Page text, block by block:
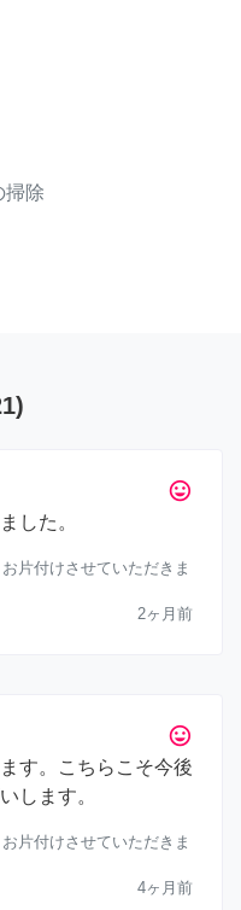
掃除
)
tag_faces
した。
片付けさせていただきま
2ヶ月前
tag_faces
す。こちらこそ今後
します。
片付けさせていただきま
4ヶ月前